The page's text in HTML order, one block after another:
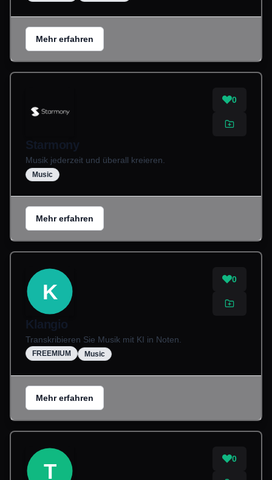
Mehr erfahren
0
Starmony
Musik jederzeit und überall kreieren.
Music
Mehr erfahren
K
0
Klangio
Transkribieren Sie Musik mit KI in Noten.
FREEMIUM Music
Mehr erfahren
T
0